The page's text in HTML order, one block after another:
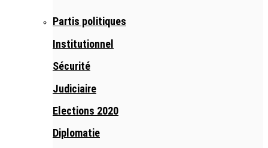
Partis politiques
Institutionnel
Sécurité
Judiciaire
Elections 2020
Diplomatie